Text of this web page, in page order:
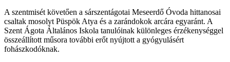
A szentmisét követően a sárszentágotai Meseerdő Óvoda hittanosai
csaltak mosolyt Püspök Atya és a zarándokok arcára egyaránt. A
Szent Ágota Általános Iskola tanulóinak különleges érzékenységgel
összeállított műsora további erőt nyújtott a gyógyulásért
fohászkodóknak.